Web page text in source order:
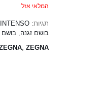
המלאי אזל
תגיות:
בושם זגנה
בושם
,ZEGNA